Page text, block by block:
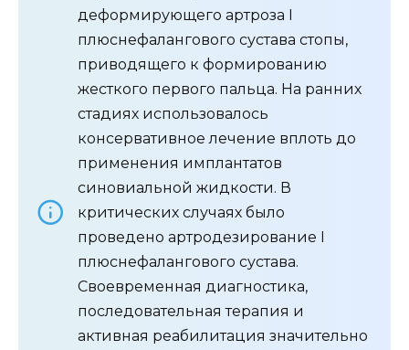
деформирующего артроза I
плюснефалангового сустава стопы,
приводящего к формированию
жесткого первого пальца. На ранних
стадиях использовалось
консервативное лечение вплоть до
применения имплантатов
синовиальной жидкости. В
критических случаях было
проведено артродезирование I
плюснефалангового сустава.
Своевременная диагностика,
последовательная терапия и
активная реабилитация значительно